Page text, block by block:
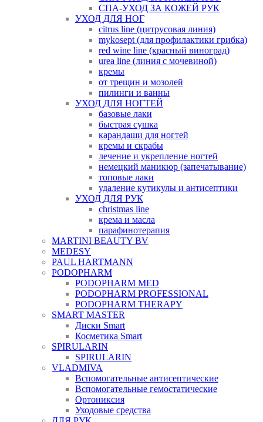
СПА-УХОД ЗА КОЖЕЙ РУК
УХОД ДЛЯ НОГ
citrus line (цитрусовая линия)
mykosept (для профилактики грибка)
red wine line (красный виноград)
urea line (линия с мочевиной)
кремы
от трещин и мозолей
пилинги и ванны
УХОД ДЛЯ НОГТЕЙ
базовые лаки
быстрая сушка
карандаши для ногтей
кремы и скрабы
лечение и укрепление ногтей
немецкий маникюр (запечатывание)
топовые лаки
удаление кутикулы и антисептики
УХОД ДЛЯ РУК
christmas line
крема и масла
парафинотерапия
MARTINI BEAUTY BV
MEDESY
PAUL HARTMANN
PODOPHARM
PODOPHARM MED
PODOPHARM PROFESSIONAL
PODOPHARM THERAPY
SMART MASTER
Диски Smart
Косметика Smart
SPIRULARIN
SPIRULARIN
VLADMIVA
Вспомогательные антисептические
Вспомогательные гемостатические
Ортониксия
Уходовые средства